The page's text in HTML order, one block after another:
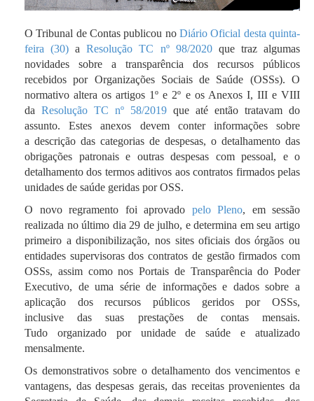
O Tribunal de Contas publicou noDiário Oficial desta quinta-
feira (30) aResolução TC nº 98/2020que traz algumas
novidades sobre a transparência dos recursos públicos
recebidos por Organizações Sociais de Saúde (OSSs). O
normativo altera os artigos 1º e 2º e os Anexos I, III e VIII
da Resolução TC nº 58/2019 que até então tratavam do
assunto. Estes anexos devem conter informações sobre
a descrição das categorias de despesas, o detalhamento das
obrigações patronais e outras despesas com pessoal, e o
detalhamento dos termos aditivos aos contratos firmados pelas
unidades de saúde geridas por OSS.
O novo regramento foi aprovado pelo Pleno, em sessão
realizada no último dia 29 de julho, e determina em seu artigo
primeiro a disponibilização, nos sites oficiais dos órgãos ou
entidades supervisoras dos contratos de gestão firmados com
OSSs, assim como nos Portais de Transparência do Poder
Executivo, de uma série de informações e dados sobre a
aplicação dos recursos públicos geridos por OSSs,
inclusive das suas prestações de contas mensais.
Tudo organizado por unidade de saúde e atualizado
mensalmente.
Os demonstrativos sobre o detalhamento dos vencimentos e
vantagens, das despesas gerais, das receitas provenientes da